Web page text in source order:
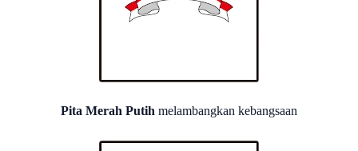
Pita Merah Putih melambangkan kebangsaan